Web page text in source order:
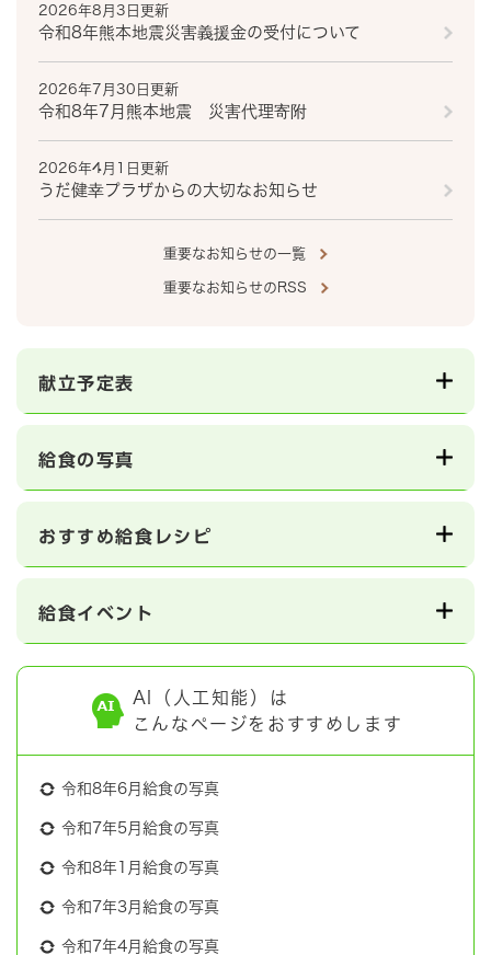
2026年8月3日更新
令和8年熊本地震災害義援金の受付について
2026年7月30日更新
令和8年7月熊本地震 災害代理寄附
2026年4月1日更新
うだ健幸プラザからの大切なお知らせ
重要なお知らせの一覧
重要なお知らせのRSS
献立予定表
給食の写真
おすすめ給食レシピ
給食イベント
AI（人工知能）は
こんなページをおすすめします
令和8年6月給食の写真
令和7年5月給食の写真
令和8年1月給食の写真
令和7年3月給食の写真
令和7年4月給食の写真